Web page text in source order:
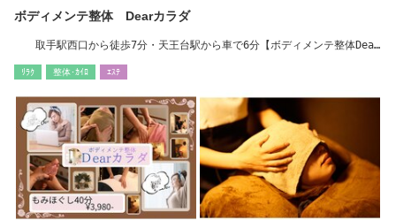
ボディメンテ整体 Dearカラダ
取手駅西口から徒歩7分・天王台駅から車で6分【ボディメンテ整体Dear
ﾘﾗｸ 整体･ｶｲﾛ ｴｽﾃ